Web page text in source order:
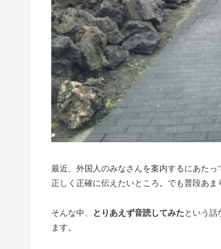
最近、外国人のみなさんを案内するにあたっ
正しく正確に伝えたいところ。でも普段あま
そんな中、 とりあえず音読してみた という話
ます。